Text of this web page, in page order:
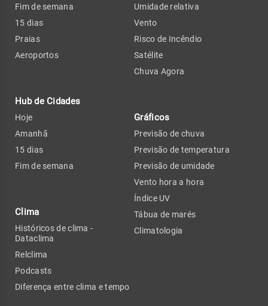
Fim de semana
15 dias
Praias
Aeroportos
Hub de Cidades
Hoje
Amanhã
15 dias
Fim de semana
Clima
Históricos de clima -
Dataclima
Relclima
Podcasts
Diferença entre clima e tempo
Umidade relativa
Vento
Risco de Incêndio
Satélite
Chuva Agora
Gráficos
Previsão de chuva
Previsão de temperatura
Previsão de umidade
Vento hora a hora
Índice UV
Tábua de marés
Climatologia